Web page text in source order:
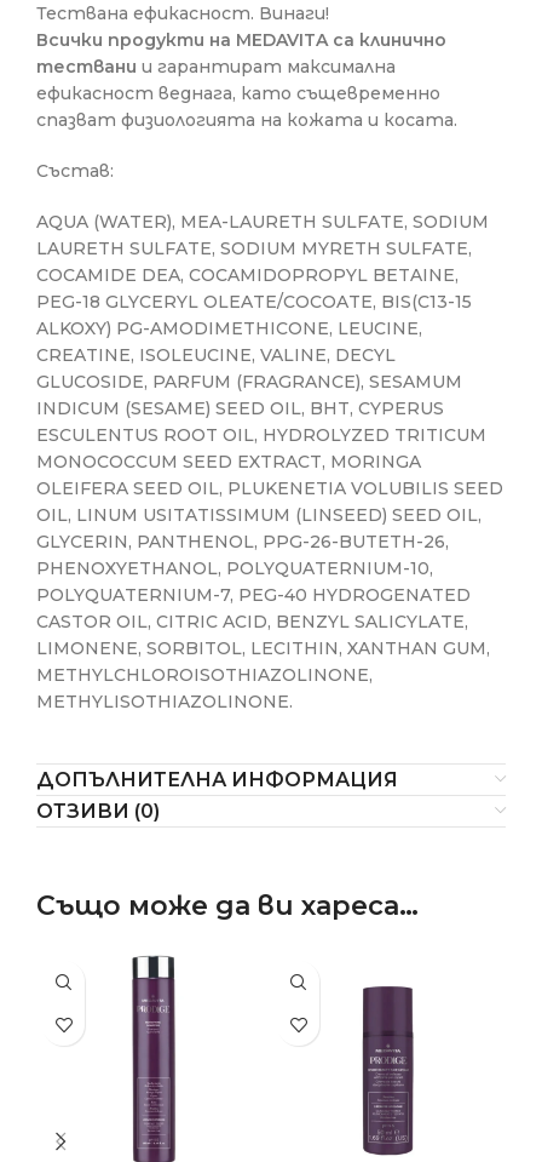
Тествана ефикасност. Винаги!
Всички продукти на MEDAVITA са клинично
тествани и гарантират максимална
ефикасност веднага, като същевременно
спазват физиологията на кожата и косата.
Състав:
AQUA (WATER), MEA-LAURETH SULFATE, SODIUM
LAURETH SULFATE, SODIUM MYRETH SULFATE,
COCAMIDE DEA, COCAMIDOPROPYL BETAINE,
PEG-18 GLYCERYL OLEATE/COCOATE, BIS(C13-15
ALKOXY) PG-AMODIMETHICONE, LEUCINE,
CREATINE, ISOLEUCINE, VALINE, DECYL
GLUCOSIDE, PARFUM (FRAGRANCE), SESAMUM
INDICUM (SESAME) SEED OIL, BHT, CYPERUS
ESCULENTUS ROOT OIL, HYDROLYZED TRITICUM
MONOCOCCUM SEED EXTRACT, MORINGA
OLEIFERA SEED OIL, PLUKENETIA VOLUBILIS SEED
OIL, LINUM USITATISSIMUM (LINSEED) SEED OIL,
GLYCERIN, PANTHENOL, PPG-26-BUTETH-26,
PHENOXYETHANOL, POLYQUATERNIUM-10,
POLYQUATERNIUM-7, PEG-40 HYDROGENATED
CASTOR OIL, CITRIC ACID, BENZYL SALICYLATE,
LIMONENE, SORBITOL, LECITHIN, XANTHAN GUM,
METHYLCHLOROISOTHIAZOLINONE,
METHYLISOTHIAZOLINONE.
ДОПЪЛНИТЕЛНА ИНФОРМАЦИЯ
ОТЗИВИ (0)
Също може да ви хареса…